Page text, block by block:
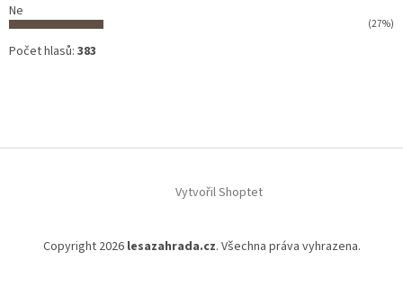
Ne
(27%)
Počet hlasů: 383
Vytvořil Shoptet
Copyright 2026 lesazahrada.cz. Všechna práva vyhrazena.